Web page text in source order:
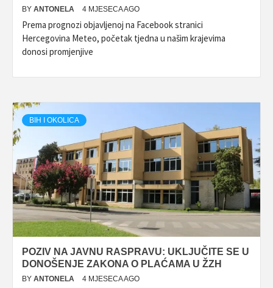
BY ANTONELA 4 MJESECA AGO
Prema prognozi objavljenoj na Facebook stranici
Hercegovina Meteo, početak tjedna u našim krajevima
donosi promjenjive
BIH I OKOLICA
POZIV NA JAVNU RASPRAVU: UKLJUČITE SE U
DONOŠENJE ZAKONA O PLAĆAMA U ŽZH
BY ANTONELA 4 MJESECA AGO